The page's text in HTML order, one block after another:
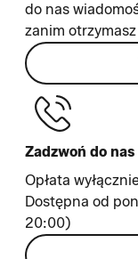
do nas
zanim
Zadzwoń do nas
Opłata
Dostępna od
20:00)